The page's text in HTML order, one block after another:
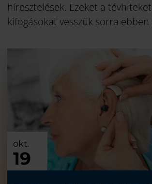
híresztelések. Ezeket a
kifogásokat vesszük sorra ebben
okt.
19